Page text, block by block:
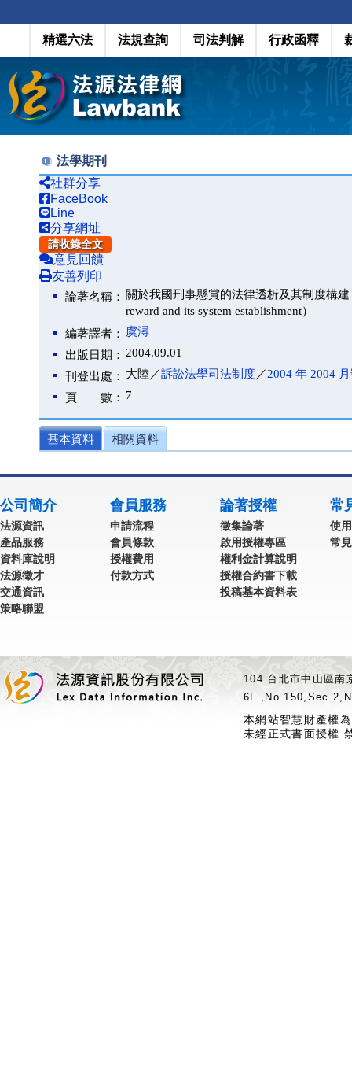
精選六法 法規查詢 司法判解 行政函釋
法學期刊
社群分享
FaceBook
Line
分享網址
請收錄全文
意見回饋
友善列印
論著名稱： 關於我國刑事懸賞的法律透析及其制度構
reward and its system establishment）
編著譯者：
虞潯
出版日期： 2004.09.01
刊登出處： 大陸／訴訟法學司法制度／2004 年 2004
頁 數： 7
基本資料 相關資料
公司簡介
法源資訊
產品服務
資料庫說明
法源徵才
交通資訊
策略聯盟
會員服務
申請流程
會員條款
授權費用
付款方式
論著授權
徵集論著
啟用授權專區
權利金計算說明
授權合約書下載
投稿基本資料表
常
使
常
104 台北市中山區
本網站智慧財產權
未經正式書面授權